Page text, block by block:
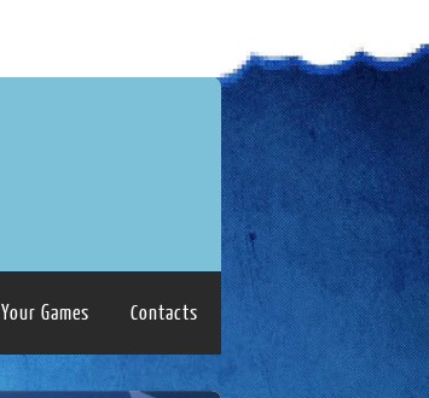
Games Contacts